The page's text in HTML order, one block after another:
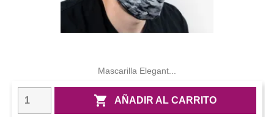
Mascarilla Elegant...
 AÑADIR AL CARRITO